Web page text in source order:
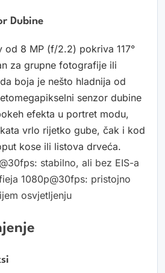
Dubine
od 8 MP (f/2.2) pokriva 117°
za grupne fotografije ili
boja je nešto hladnija od
senzor dubine
efekta u portret modu,
vrlo rijetko gube, čak i kod
kose ili listova drveća.
stabilno, ali bez EIS-a
1080p@30fps: pristojno
osvjetljenju